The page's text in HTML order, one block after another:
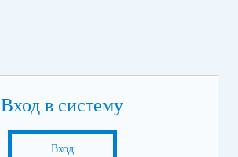
Вход в систему
Вход